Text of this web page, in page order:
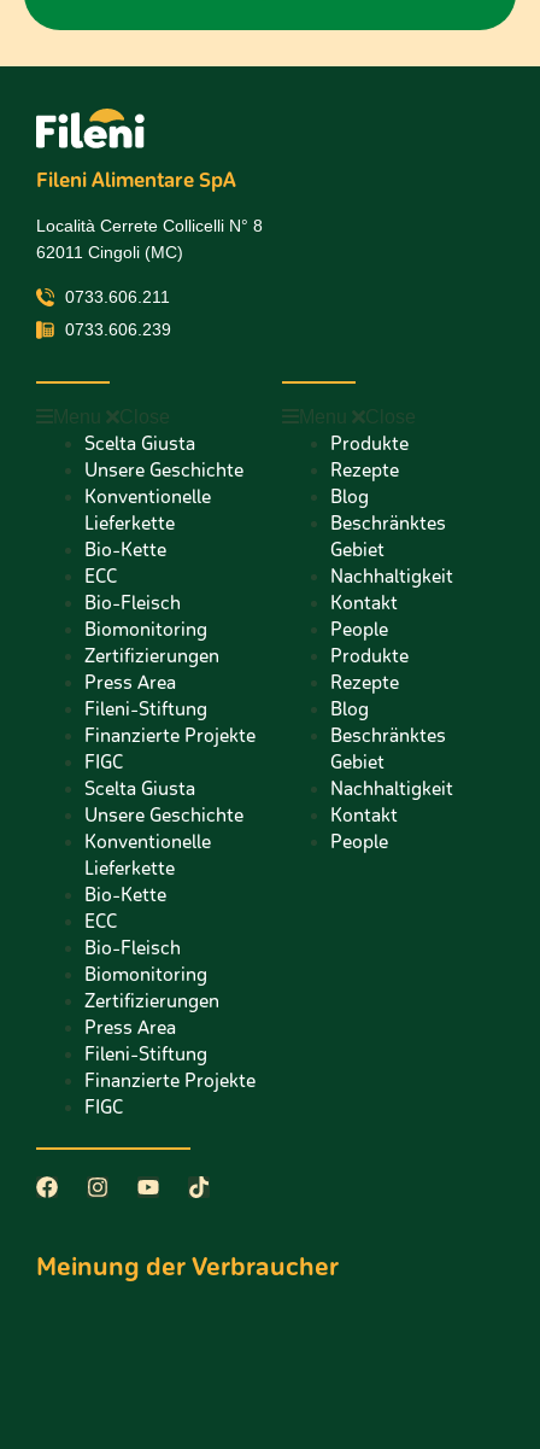
Fileni Alimentare SpA
Località Cerrete Collicelli N° 8
62011 Cingoli (MC)
0733.606.211
0733.606.239
Menu Close
Scelta Giusta
Unsere Geschichte
Konventionelle
Lieferkette
Bio-Kette
ECC
Bio-Fleisch
Biomonitoring
Zertifizierungen
Press Area
Fileni-Stiftung
Finanzierte Projekte
FIGC
Scelta Giusta
Unsere Geschichte
Konventionelle
Lieferkette
Bio-Kette
ECC
Bio-Fleisch
Biomonitoring
Zertifizierungen
Press Area
Fileni-Stiftung
Finanzierte Projekte
FIGC
Menu Close
Produkte
Rezepte
Blog
Beschränktes
Gebiet
Nachhaltigkeit
Kontakt
People
Produkte
Rezepte
Blog
Beschränktes
Gebiet
Nachhaltigkeit
Kontakt
People
Meinung der Verbraucher